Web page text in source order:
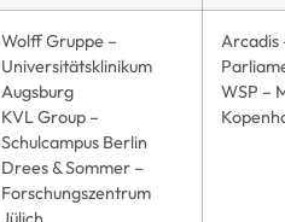
Wolff Gruppe –
Universitätsklinikum
Augsburg
KVL Group –
Schulcampus Berlin
Drees & Sommer –
Forschungszentrum
Arcadis
WSP –